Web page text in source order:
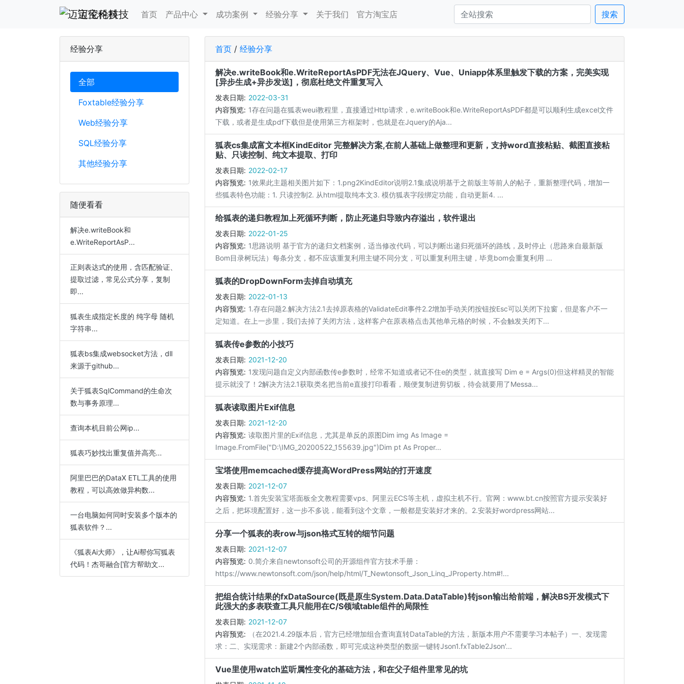
迈宝伦科技 首页 产品中心 成功案例 经验分享 关于我们 官方淘宝店 搜索
经验分享
全部
Foxtable经验分享
Web经验分享
SQL经验分享
其他经验分享
随便看看
解决e.writeBook和
e.WriteReportAsP...
正则表达式的使用，含匹配验证、
提取过滤，常见公式分享，复制
即...
狐表生成指定长度的 纯字母 随机
字符串...
狐表bs集成websocket方法，dll
来源于github...
关于狐表SqlCommand的生命次
数与事务原理...
查询本机目前公网ip...
狐表巧妙找出重复值并高亮...
阿里巴巴的DataX ETL工具的使用
教程，可以高效做异构数...
一台电脑如何同时安装多个版本的
狐表软件？...
《狐表Ai大师》，让Ai帮你写狐表
代码！杰哥融合[官方帮助文...
首页 / 经验分享
解决e.writeBook和e.WriteReportAsPDF无法在JQuery、Vue、Uniapp体系里触发下载的方案，完美实现
[异步生成+异步发送]，彻底杜绝文件重复写入
发表日期: 2022-03-31
内容预览: 1存在问题在狐表weui教程里，直接通过Http请求，e.writeBook和e.WriteReportAsPDF都是可以顺利生成excel文件
下载，或者是生成pdf下载但是使用第三方框架时，也就是在Jquery的Aja...
狐表cs集成富文本框KindEditor 完整解决方案,在前人基础上做整理和更新，支持word直接粘贴、截图直接粘
贴、只读控制、纯文本提取、打印
发表日期: 2022-02-17
内容预览: 1效果此主题相关图片如下：1.png2KindEditor说明2.1集成说明基于之前版主等前人的帖子，重新整理代码，增加一
些狐表特色功能：1. 只读控制2. 从html提取纯本文3. 模仿狐表字段绑定功能，自动更新4. ...
给狐表的递归教程加上死循环判断，防止死递归导致内存溢出，软件退出
发表日期: 2022-01-25
内容预览: 1思路说明 基于官方的递归文档案例，适当修改代码，可以判断出递归死循环的路线，及时停止（思路来自最新版
Bom目录树玩法）每条分支，都不应该重复利用主键不同分支，可以重复利用主键，毕竟bom会重复利用 ...
狐表的DropDownForm去掉自动填充
发表日期: 2022-01-13
内容预览: 1.存在问题2.解决方法2.1去掉原表格的ValidateEdit事件2.2增加手动关闭按钮按Esc可以关闭下拉窗，但是客户不一
定知道。在上一步里，我们去掉了关闭方法，这样客户在原表格点击其他单元格的时候，不会触发关闭下...
狐表传e参数的小技巧
发表日期: 2021-12-20
内容预览: 1发现问题自定义内部函数传e参数时，经常不知道或者记不住e的类型，就直接写 Dim e = Args(0)但这样精灵的智能
提示就没了！2解决方法2.1获取类名把当前e直接打印看看，顺便复制进剪切板，待会就要用了Messa...
狐表读取图片Exif信息
发表日期: 2021-12-20
内容预览: 读取图片里的Exif信息，尤其是单反的原图Dim img As Image =
Image.FromFile("D:\IMG_20200522_155639.jpg")Dim pt As Proper...
宝塔使用memcached缓存提高WordPress网站的打开速度
发表日期: 2021-12-07
内容预览: 1.首先安装宝塔面板全文教程需要vps、阿里云ECS等主机，虚拟主机不行。官网：www.bt.cn按照官方提示安装好
之后，把坏境配置好，这一步不多说，能看到这个文章，一般都是安装好才来的。2.安装好wordpress网站...
分享一个狐表的表row与json格式互转的细节问题
发表日期: 2021-12-07
内容预览: 0.简介来自newtonsoft公司的开源组件官方技术手册：
https://www.newtonsoft.com/json/help/html/T_Newtonsoft_Json_Linq_JProperty.htm#!...
把组合统计结果的fxDataSource(既是原生System.Data.DataTable)转json输出给前端，解决BS开发模式下
此强大的多表联查工具只能用在C/S领域table组件的局限性
发表日期: 2021-12-07
内容预览:
（在2021.4.29版本后，官方已经增加组合查询直转DataTable的方法，新版本用户不需要学习本帖子）一、发现需
求：二、实现需求：新建2个内部函数，即可完成这种类型的数据一键转Json1.fxTable2Json'...
Vue里使用watch监听属性变化的基础方法，和在父子组件里常见的坑